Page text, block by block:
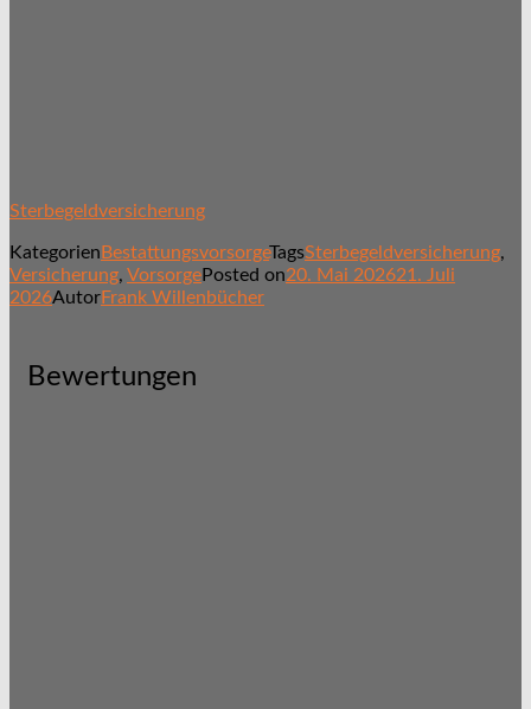
Sterbegeldversicherung
Kategorien BestattungsvorsorgeTagsSterbegeldversicherung,
Versicherung, VorsorgePosted on20. Mai 202621. Juli
2026AutorFrank Willenbücher
Bewertungen